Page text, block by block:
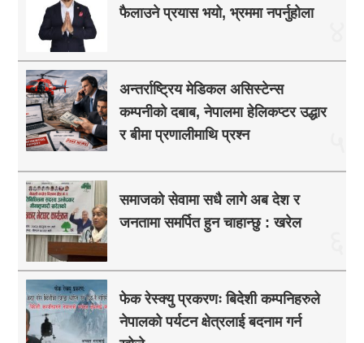
फैलाउने प्रयास भयो, भ्रममा नपर्नुहोला
अन्तर्राष्ट्रिय मेडिकल असिस्टेन्स
कम्पनीको दबाब, नेपालमा हेलिकप्टर उद्धार
र बीमा प्रणालीमाथि प्रश्न
समाजको सेवामा सधै लागे अब देश र
जनतामा समर्पित हुन चाहान्छु : खरेल
फेक रेस्क्यु प्रकरणः बिदेशी कम्पनिहरुले
नेपालको पर्यटन क्षेत्रलाई बदनाम गर्न